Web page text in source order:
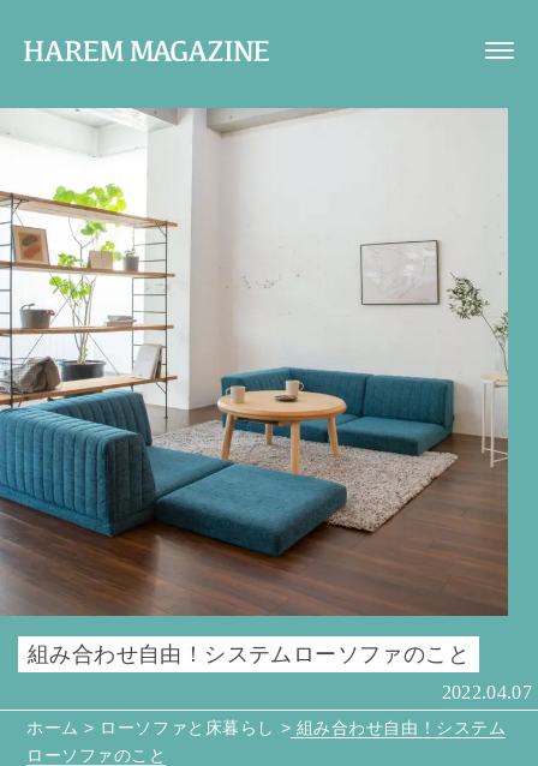
組み合わせ自由！システムローソファのこと
2022.04.07
ホーム > ローソファと床暮らし > 組み合わせ自由！システム
ローソファのこと